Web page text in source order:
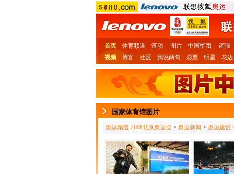
首页 体育频道 滚动 图片 中国军团
诸强
视频
博客 社区 我说两句 彩票 明星 花边
国家体育馆图片
奥运频道-2008北京奥运会 > 奥运新闻 > 奥运建设